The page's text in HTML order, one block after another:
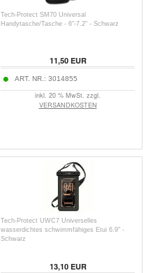
Tech-Protect SM70 Universal
Handytasche/Tasche - 6"-7.2" - Schwarz
11,50EUR
ART. NR.: 3014855
inkl. 20 % MwSt. zzgl.
VERSANDKOSTEN
Tech-Protect UWC7 Universelles
wasserdichtes schwimmfähiges Etui 6.9" -
Schwarz
13,10EUR